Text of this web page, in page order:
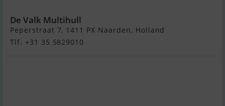
De Valk Multihull
Peperstraat 7, 1411 PX Naarden, Holland
Tlf. +31 35 5829010